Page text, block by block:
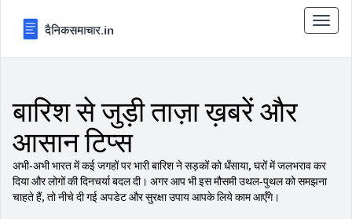
टॉगल
से
बारिश से जुड़ी ताज़ा ख़बरें और
आसान टिप्स
अभी‑अभी भारत में कई जगहों पर भारी बारिश ने सड़कों को धँसाया, घरों में जलभराव कर
दिया और लोगों की दिनचर्या बदल दी। अगर आप भी इस मौसमी उथल‑पुथल को समझना
चाहते हैं, तो नीचे दी गई अपडेट और सुरक्षा उपाय आपके लिये काम आएँगे।